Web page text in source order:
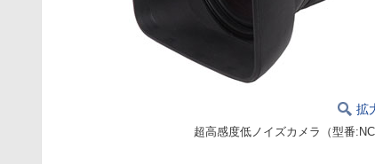
拡
超高感度低ノイズカメラ（型番